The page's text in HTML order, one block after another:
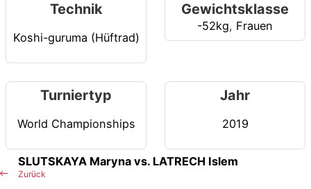
Technik
Koshi-guruma (Hüftrad)
Gewichtsklasse
-52kg, Frauen
Turniertyp
World Championships
Jahr
2019
Zurück
SLUTSKAYA Maryna vs. LATRECH Islem